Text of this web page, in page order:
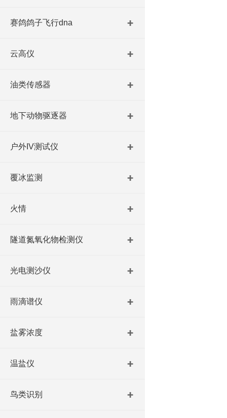
赛鸽鸽子飞行dna
云高仪
油类传感器
地下动物驱逐器
户外IV测试仪
覆冰监测
火情
隧道氮氧化物检测仪
光电测沙仪
雨滴谱仪
盐雾浓度
温盐仪
鸟类识别